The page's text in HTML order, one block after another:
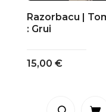
Razorbacu |
: Grui
15,00 €